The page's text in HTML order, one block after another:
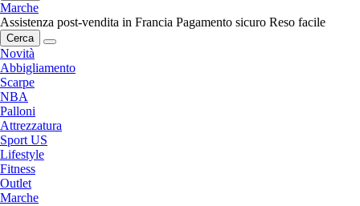
Marche
Assistenza post-vendita in Francia Pagamento sicuro Reso facile
Cerca
Novità
Abbigliamento
Scarpe
NBA
Palloni
Attrezzatura
Sport US
Lifestyle
Fitness
Outlet
Marche